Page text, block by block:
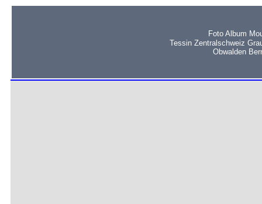
Foto Album
Tessin Zentralschweiz
Obwalden